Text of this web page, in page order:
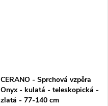
CERANO - Sprchová vzpěra
Onyx - kulatá - teleskopická -
zlatá - 77-140 cm